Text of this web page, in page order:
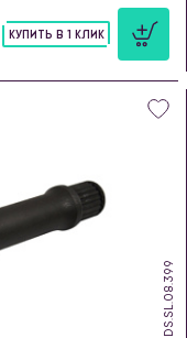
КУПИТЬ В 1 КЛИК
DS.SL.08.399